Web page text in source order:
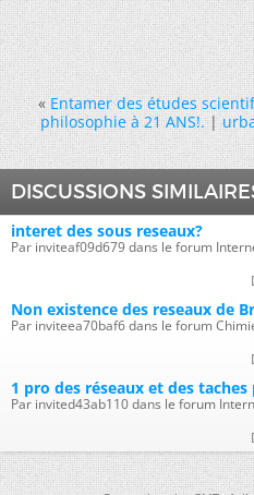
« Entamer des études
philosophie à 21 ANS!.|
DISCUSSIONS
interet des sous reseaux?
Par inviteaf09d679 dans le forum
Non existence des reseaux de
Par inviteea70baf6 dans le forum
1 pro des réseaux et des taches
Par invited43ab110 dans le forum